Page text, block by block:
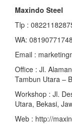
Maxindo Steel
Tlp :
WA:
Email :
Office : Jl.
Tambun Utara –
Workshop : Jl.
Utara, Bekasi,
Web : http://